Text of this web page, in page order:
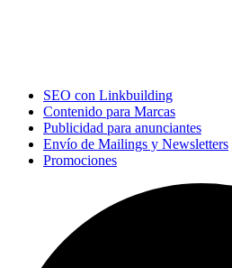
SEO con Linkbuilding
Contenido para Marcas
Publicidad para anunciantes
Envío de Mailings y Newsletters
Promociones